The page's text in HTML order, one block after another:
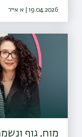
19.04.2026 | א אייר
מוח, גוף